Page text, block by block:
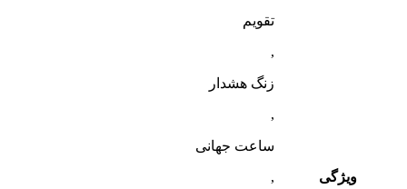
ویژگی
تقویم
,
زنگ هشدار
,
ساعت جهانی
,